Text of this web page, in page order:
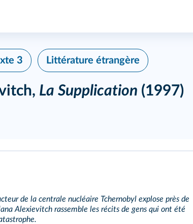
3 Littérature étrangère
La Supplication (1997)
de la centrale nucléaire Tchernobyl explose près de
Alexievitch rassemble les récits de gens qui ont été